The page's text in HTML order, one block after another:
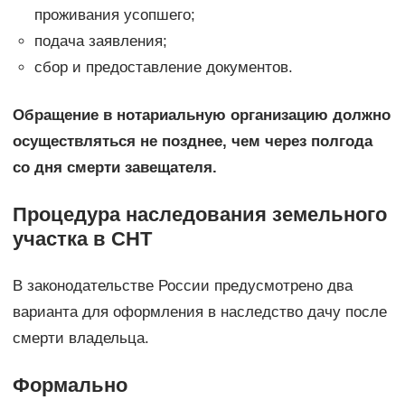
проживания усопшего;
подача заявления;
сбор и предоставление документов.
Обращение в нотариальную организацию должно
осуществляться не позднее, чем через полгода
со дня смерти завещателя.
Процедура наследования земельного
участка в СНТ
В законодательстве России предусмотрено два
варианта для оформления в наследство дачу после
смерти владельца.
Формально